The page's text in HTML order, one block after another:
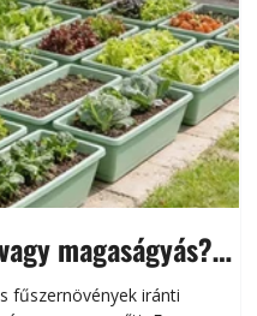
magaságyás?
fűszernövények iránti